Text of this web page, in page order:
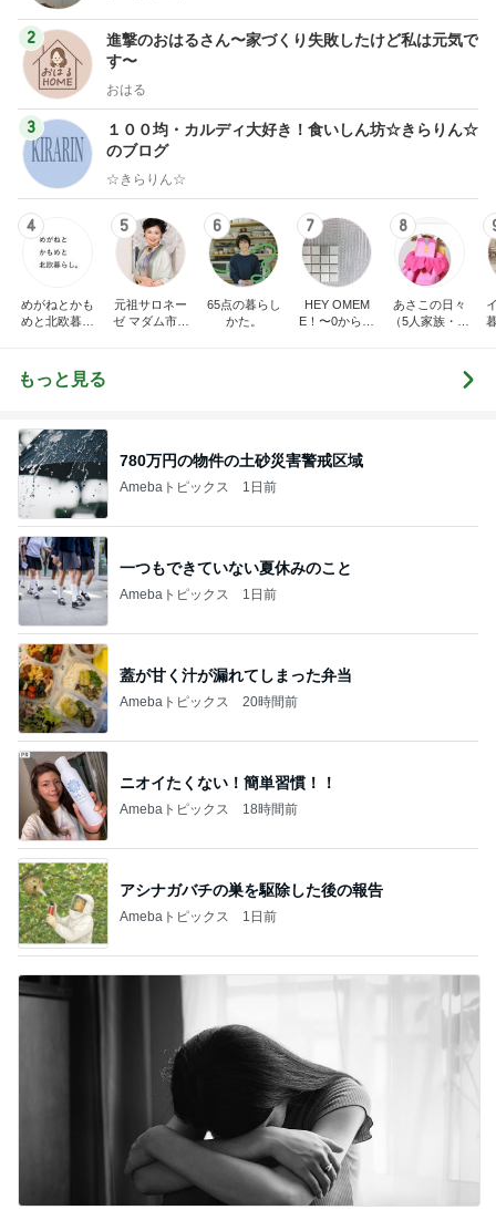
2
進撃のおはるさん〜家づくり失敗したけど私は元気で
す〜
おはる
3
１００均・カルディ大好き！食いしん坊☆きらりん☆
のブログ
☆きらりん☆
4
めがねとかも
めと北欧暮ら
5
元祖サロネー
ゼ マダム市川
6
65点の暮らし
かた。
7
HEY OMEM
E！〜0からの
8
あさこの日々
（5人家族・投
もっと見る
780万円の物件の土砂災害警戒区域
Amebaトピックス 1日前
一つもできていない夏休みのこと
Amebaトピックス 1日前
蓋が甘く汁が漏れてしまった弁当
Amebaトピックス 20時間前
ニオイたくない！簡単習慣！！
Amebaトピックス 18時間前
アシナガバチの巣を駆除した後の報告
Amebaトピックス 1日前